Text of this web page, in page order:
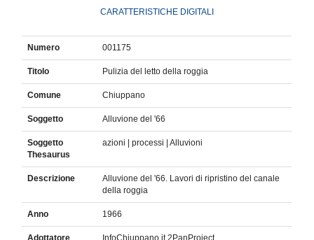
CARATTERISTICHE DIGITALI
Numero 001175
Titolo Pulizia del letto della roggia
Comune Chiuppano
Soggetto Alluvione del '66
Soggetto
Thesaurus
azioni | processi | Alluvioni
Descrizione
Alluvione del '66. Lavori di ripristino del canale
della roggia
Anno 1966
Adottatore InfoChiuppano.it 2PanProject